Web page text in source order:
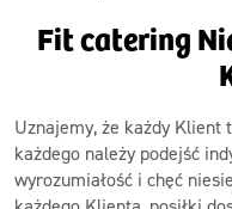
Fit catering
Uznajemy, że każdy Klient
każdego należy podejść
wyrozumiałość i chęć